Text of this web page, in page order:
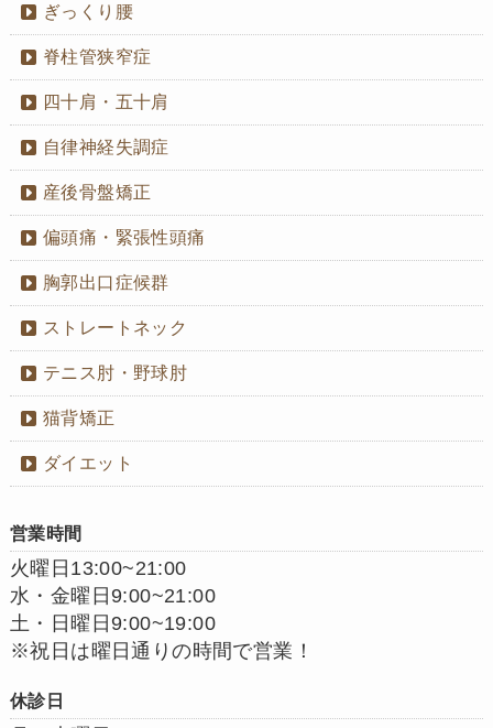
ぎっくり腰
脊柱管狭窄症
四十肩・五十肩
自律神経失調症
産後骨盤矯正
偏頭痛・緊張性頭痛
胸郭出口症候群
ストレートネック
テニス肘・野球肘
猫背矯正
ダイエット
営業時間
火曜日13:00~21:00
水・金曜日9:00~21:00
土・日曜日9:00~19:00
※祝日は曜日通りの時間で営業！
休診日